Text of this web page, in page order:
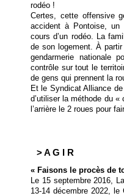
rodéo !
Certes, cette offensive
accident à Pontoise, un
cours d’un rodéo. La
de son logement. À
gendarmerie nationale
contrôle sur tout le
de gens qui prennent la
Et le Syndicat Alliance
d’utiliser la méthode du
l’arrière le 2 roues pour
> A G I R
« Faisons le procès de
Le 15 septembre 2016,
13-14 décembre 2022,